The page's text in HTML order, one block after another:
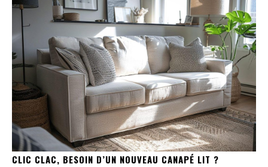
CLIC CLAC, BESOIN D’UN NOUVEAU CANAPÉ LIT ?